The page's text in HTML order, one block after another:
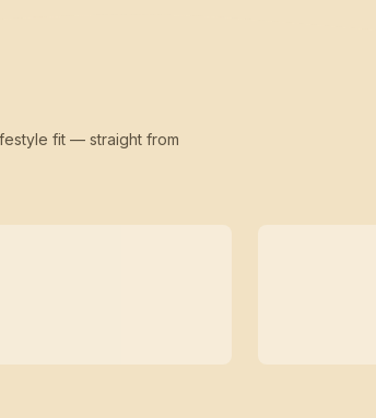
fit — straight from